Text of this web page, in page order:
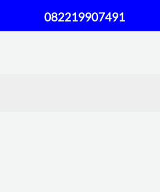
to
082219907491